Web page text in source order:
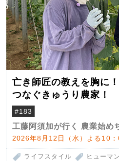
亡き師匠の教えを胸に
つなぐきゅうり農家！
#183
工藤阿須加が行く 農業始め
2026年8月12日（水）よる10
ライフスタイル ヒューマン